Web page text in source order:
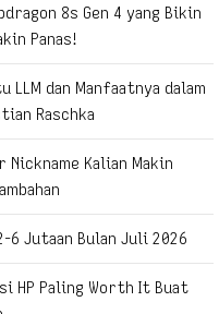
8s Gen 4 yang Bikin
Panas!
LLM dan Manfaatnya dalam
Raschka
Nickname Kalian Makin
6 Jutaan Bulan Juli 2026
HP Paling Worth It Buat